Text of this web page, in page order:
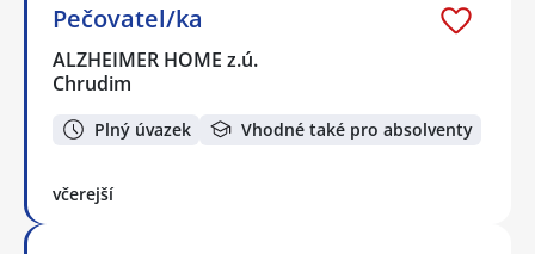
Pečovatel/ka
ALZHEIMER HOME z.ú.
Chrudim
Plný úvazek Vhodné také pro absolventy
včerejší